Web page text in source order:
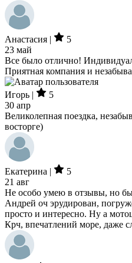
Анастасия |
5
23 май
Все было отлично!
Приятная компания и
Игорь |
5
30 апр
Великолепная поездка,
восторге)
Екатерина |
5
21 авг
Не особо умею в отзывы, но
Андрей оч эрудирован,
просто и интересно. Ну а
Крч, впечатлений море, даже